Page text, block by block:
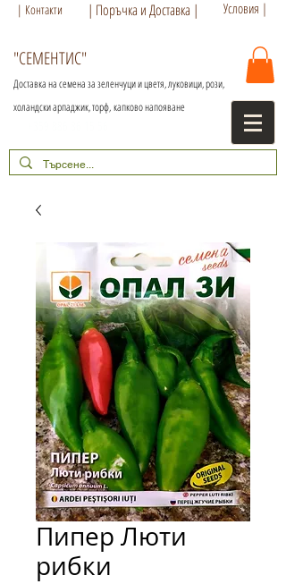
| Контакти | Поръчка и Доставка | Условия |
"СЕМЕНТИС"
Доставка на семена за зеленчуци и цветя, луковици, рози,
холандски арпаджик, торф,капково напояване
Пипер Люти
рибки